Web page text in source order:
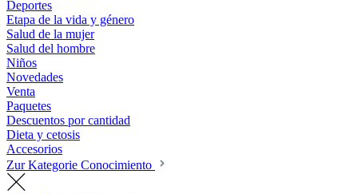
Deportes
Etapa de la vida y género
Salud de la mujer
Salud del hombre
Niños
Novedades
Venta
Paquetes
Descuentos por cantidad
Dieta y cetosis
Accesorios
Zur Kategorie Conocimiento